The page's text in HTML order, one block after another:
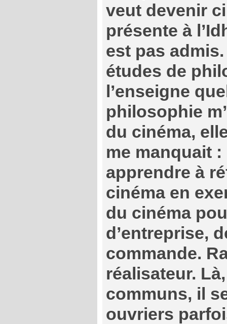
veut devenir
présente à
est pas
études de
l’enseigne
philosophie
du cinéma,
me manquait
apprendre à
cinéma en
du cinéma
d’entreprise,
commande.
réalisateur.
communs, il
ouvriers